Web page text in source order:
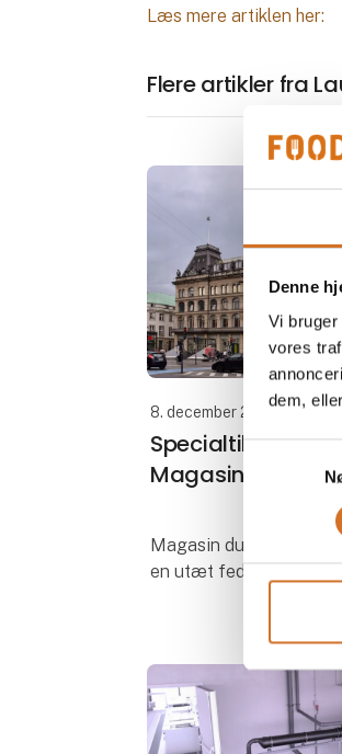
Denne
Vi
vores
dem,
Samtykkevalg
Læs mere artiklen her:
Flere artikler fra
8. december 2025
Specialtilpasset
Magasin du Nord
Magasin du Nord i
en utæt fedtudskiller,
servicetekniker fandt